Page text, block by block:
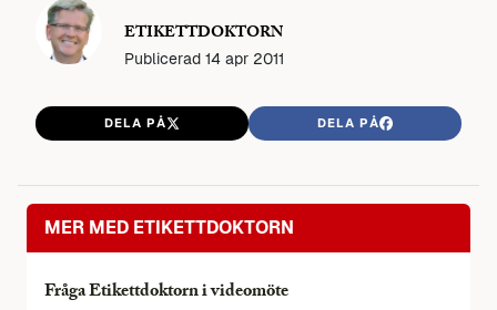
ETIKETTDOKTORN
Publicerad 14 apr 2011
DELA PÅ DELA PÅ
MER MED ETIKETTDOKTORN
Fråga Etikettdoktorn i videomöte